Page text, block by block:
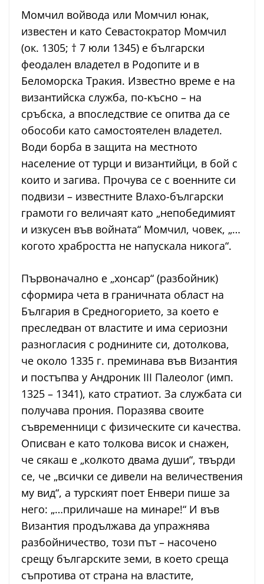
Момчил войвода или Момчил юнак,
известен и като Севастократор Момчил
(ок. 1305; † 7 юли 1345) е български
феодален владетел в Родопите и в
Беломорска Тракия. Известно време е на
византийска служба, по-късно – на
сръбска, а впоследствие се опитва да се
обособи като самостоятелен владетел.
Води борба в защита на местното
население от турци и византийци, в бой с
които и загива. Прочува се с военните си
подвизи – известните Влахо-български
грамоти го величаят като „непобедимият
и изкусен във войната“ Момчил, човек, „…
когото храбростта не напускала никога“.
Първоначално е „хонсар“ (разбойник)
сформира чета в граничната област на
България в Средногорието, за което е
преследван от властите и има сериозни
разногласия с роднините си, дотолкова,
че около 1335 г. преминава във Византия
и постъпва у Андроник III Палеолог (имп.
1325 – 1341), като стратиот. За службата си
получава прония. Поразява своите
съвременници с физическите си качества.
Описван е като толкова висок и снажен,
че сякаш е „колкото двама души“, твърди
се, че „всички се дивели на величествения
му вид“, а турският поет Енвери пише за
него: „…приличаше на минаре!“ И във
Византия продължава да упражнява
разбойничество, този път – насочено
срещу българските земи, в което среща
съпротива от страна на властите,